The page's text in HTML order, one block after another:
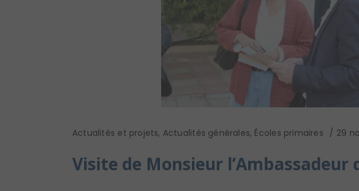
Actualités et projets, Actualités générales, Écoles primaires 29
Visite de Monsieur l’Ambassadeur